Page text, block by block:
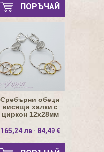
ПОРЪЧАЙ
Сребърни обеци
висящи халки с
циркон 12х28мм
165,24 лв · 84,49 €